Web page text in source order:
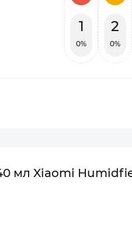
1
0%
2
0%
мл Xiaomi